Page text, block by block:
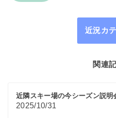
近況カ
関連
近隣スキー場の今シーズン説明
2025/10/31